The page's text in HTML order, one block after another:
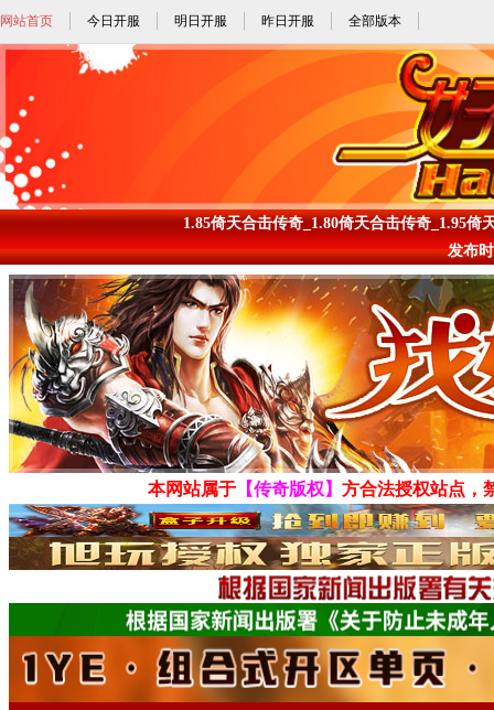
网站首页 今日开服 明日开服 昨日开服 全部版本
1.85倚天合击传奇_1.80倚天合击传奇_1.95
发布